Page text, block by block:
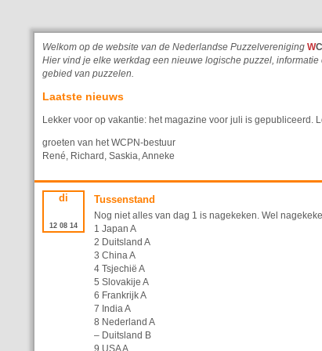
Welkom op de website van de Nederlandse Puzzelvereniging WC
Hier vind je elke werkdag een nieuwe logische puzzel,
gebied van puzzelen.
Laatste nieuws
Lekker voor op vakantie: het magazine voor juli is gepubliceerd.
groeten van het WCPN-bestuur
René, Richard, Saskia, Anneke
di
12 08 14
Tussenstand
Nog niet alles van dag 1 is nagekeken. Wel
1 Japan A
2 Duitsland A
3 China A
4 Tsjechië A
5 Slovakije A
6 Frankrijk A
7 India A
8 Nederland A
– Duitsland B
9 USA A